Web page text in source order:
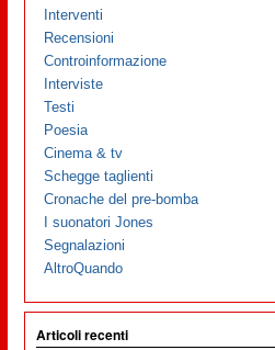
Interventi
Recensioni
Controinformazione
Interviste
Testi
Poesia
Cinema & tv
Schegge taglienti
Cronache del pre-bomba
I suonatori Jones
Segnalazioni
AltroQuando
Articoli recenti